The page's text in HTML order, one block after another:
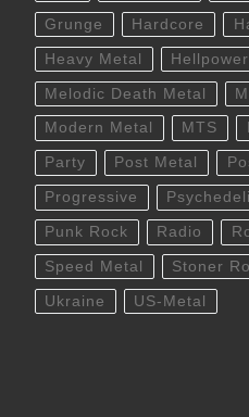
Grunge Hardcore
Heavy Metal
Melodic Death Metal
Modern Metal MTS
Party Post Metal
Progressive
Punk Rock Radio
Speed Metal Stoner
Ukraine US-Metal